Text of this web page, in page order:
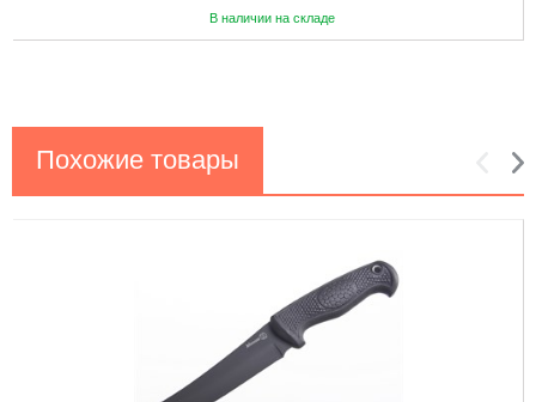
В наличии на складе
Похожие товары